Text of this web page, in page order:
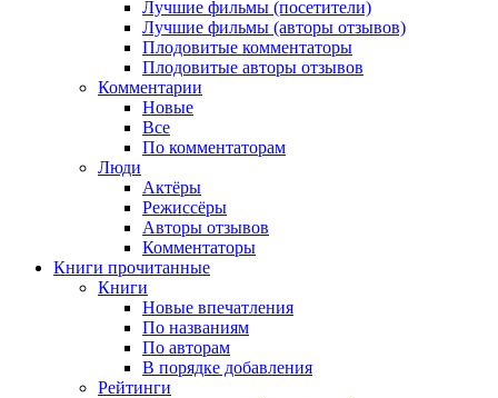
Лучшие фильмы (посетители)
Лучшие фильмы (авторы отзывов)
Плодовитые комментаторы
Плодовитые авторы отзывов
Комментарии
Новые
Все
По комментаторам
Люди
Актёры
Режиссёры
Авторы отзывов
Комментаторы
Книги прочитанные
Книги
Новые впечатления
По названиям
По авторам
В порядке добавления
Рейтинги